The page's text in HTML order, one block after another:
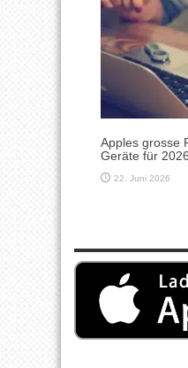
Apples grosse
Geräte für
22. Juni 2026